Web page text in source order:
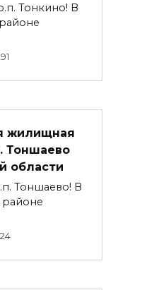
Тонкино! В
жилищная
Тоншаево
области
Тоншаево! В